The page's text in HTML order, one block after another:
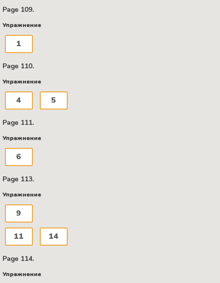
Page 109.
Упражнение
1
Page 110.
Упражнение
4 5
Page 111.
Упражнение
6
Page 113.
Упражнение
9
11 14
Page 114.
Упражнение